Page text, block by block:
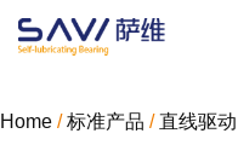
Home /标准产品 /直线驱动